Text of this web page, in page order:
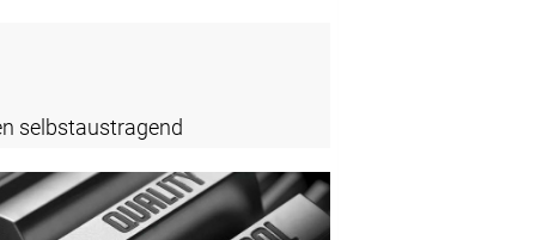
selbstaustragend